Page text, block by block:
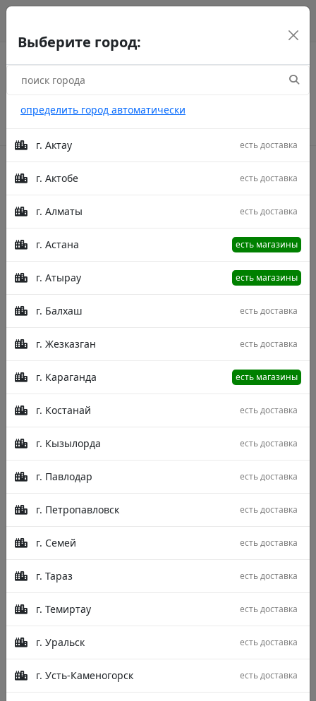
Выберите город:
определить город автоматически
г. Актау есть доставка
г. Актобе есть доставка
г. Алматы есть доставка
г. Астана есть магазины
г. Атырау есть магазины
г. Балхаш есть доставка
г. Жезказган есть доставка
г. Караганда есть магазины
г. Костанай есть доставка
г. Кызылорда есть доставка
г. Павлодар есть доставка
г. Петропавловск есть доставка
г. Семей есть доставка
г. Тараз есть доставка
г. Темиртау есть доставка
г. Уральск есть доставка
г. Усть-Каменогорск есть доставка
Главная Товары
Полотенце Zarin Home JAM-21BT
Полотенце Полотенце Zarin Home JAM-
Описание Характеристики